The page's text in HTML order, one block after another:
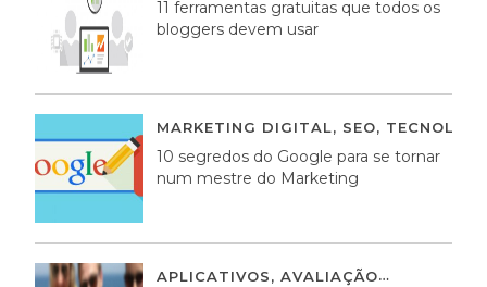
11 ferramentas gratuitas que todos os
bloggers devem usar
MARKETING DIGITAL, SEO,
10 segredos do Google para se tornar
num mestre do Marketing
APLICATIVOS, AVALIAÇÃO